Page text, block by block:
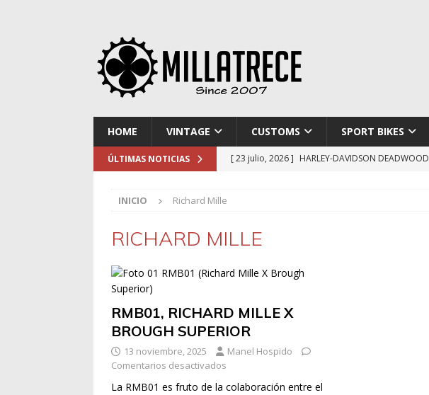
HOME VINTAGE CUSTOMS SPORT BIKES
ÚLTIMAS NOTICIAS [ 23 julio, 2026 ] HARLEY-DAVIDSON DEADWOOD
[ 2 julio, 2026 ]
INICIO Richard Mille
RICHARD MILLE
RMB01, RICHARD MILLE X
BROUGH SUPERIOR
13 noviembre, 2025
Manel Hospido
Comentarios desactivados
La RMB01 es fruto de la colaboración entre el